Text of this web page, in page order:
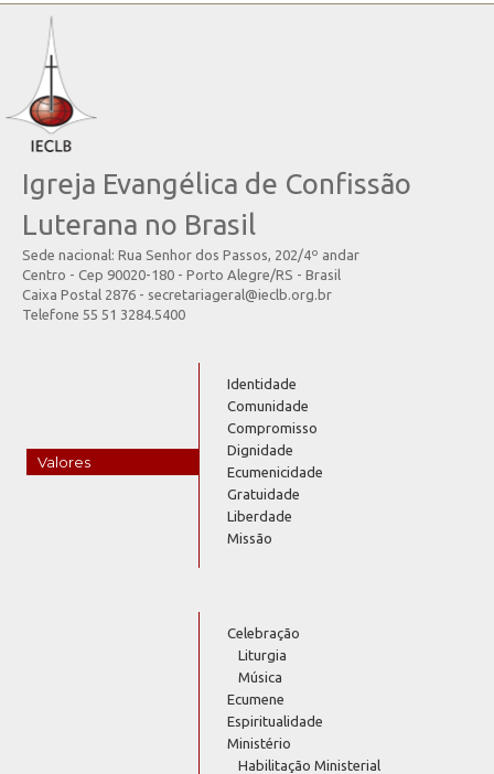
Igreja Evangélica de Confissão
Luterana no Brasil
Sede nacional: Rua Senhor dos Passos, 202/4º andar
Centro - Cep 90020-180 - Porto Alegre/RS - Brasil
Caixa Postal 2876 - secretariageral@ieclb.org.br
Telefone 55 51 3284.5400
Valores
Identidade
Comunidade
Compromisso
Dignidade
Ecumenicidade
Gratuidade
Liberdade
Missão
Celebração
Liturgia
Música
Ecumene
Espiritualidade
Ministério
Habilitação Ministerial